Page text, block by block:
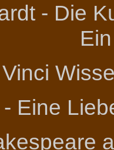
- Die
Eine